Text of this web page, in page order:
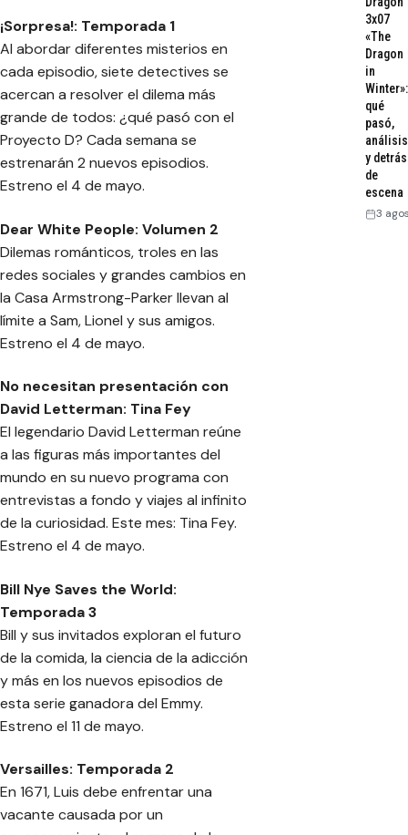
¡Sorpresa!: Temporada 1
Al abordar diferentes misterios en
cada episodio, siete detectives se
acercan a resolver el dilema más
grande de todos: ¿qué pasó con el
Proyecto D? Cada semana se
estrenarán 2 nuevos episodios.
Estreno el 4 de mayo.
Dear White People: Volumen 2
Dilemas románticos, troles en las
redes sociales y grandes cambios en
la Casa Armstrong-Parker llevan al
límite a Sam, Lionel y sus amigos.
Estreno el 4 de mayo.
No necesitan presentación con
David Letterman: Tina Fey
El legendario David Letterman reúne
a las figuras más importantes del
mundo en su nuevo programa con
entrevistas a fondo y viajes al infinito
de la curiosidad. Este mes: Tina Fey.
Estreno el 4 de mayo.
Bill Nye Saves the World:
Temporada 3
Bill y sus invitados exploran el futuro
de la comida, la ciencia de la adicción
y más en los nuevos episodios de
esta serie ganadora del Emmy.
Estreno el 11 de mayo.
Versailles: Temporada 2
En 1671, Luis debe enfrentar una
vacante causada por un
3x07
«The
Dragon
in
Winter»:
qué
pasó,
análisis
y detrás
de
escena
3